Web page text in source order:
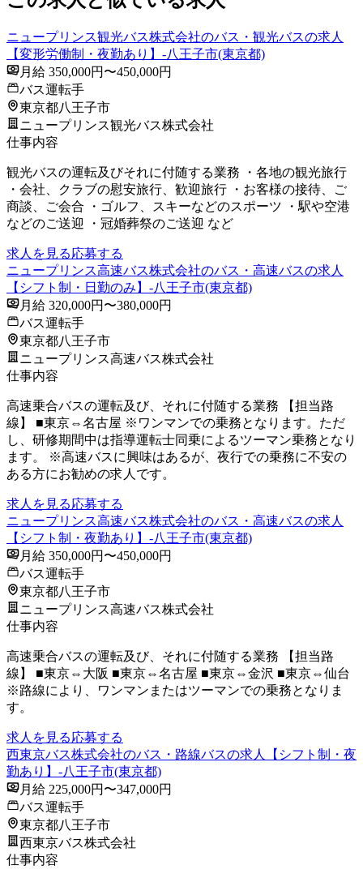
ニュープリンス観光バス株式会社のバス・観光バスの求人
【変形労働制・夜勤あり】-八王子市(東京都)
月給 350,000円〜450,000円
バス運転手
東京都八王子市
ニュープリンス観光バス株式会社
仕事内容
観光バスの運転及びそれに付随する業務 ・各地の観光旅行
・会社、クラブの慰安旅行、歓迎旅行 ・お客様の接待、ご
商談、ご会合 ・ゴルフ、スキーなどのスポーツ ・駅や空港
などのご送迎 ・冠婚葬祭のご送迎 など
求人を見る応募する
ニュープリンス高速バス株式会社のバス・高速バスの求人
【シフト制・日勤のみ】-八王子市(東京都)
月給 320,000円〜380,000円
バス運転手
東京都八王子市
ニュープリンス高速バス株式会社
仕事内容
高速乗合バスの運転及び、それに付随する業務 【担当路
線】 ■東京⇔名古屋 ※ワンマンでの乗務となります。ただ
し、研修期間中は指導運転士同乗によるツーマン乗務となり
ます。 ※高速バスに興味はあるが、夜行での乗務に不安の
ある方にお勧めの求人です。
求人を見る応募する
ニュープリンス高速バス株式会社のバス・高速バスの求人
【シフト制・夜勤あり】-八王子市(東京都)
月給 350,000円〜450,000円
バス運転手
東京都八王子市
ニュープリンス高速バス株式会社
仕事内容
高速乗合バスの運転及び、それに付随する業務 【担当路
線】 ■東京⇔大阪 ■東京⇔名古屋 ■東京⇔金沢 ■東京⇔仙台
※路線により、ワンマンまたはツーマンでの乗務となりま
す。
求人を見る応募する
西東京バス株式会社のバス・路線バスの求人【シフト制・夜
勤あり】-八王子市(東京都)
月給 225,000円〜347,000円
バス運転手
東京都八王子市
西東京バス株式会社
仕事内容